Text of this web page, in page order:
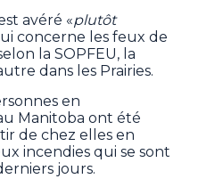
avéré «plutôt
concerne les feux de
la SOPFEU, la
dans les Prairies.
en
Manitoba ont été
de chez elles en
incendies qui se sont
jours.